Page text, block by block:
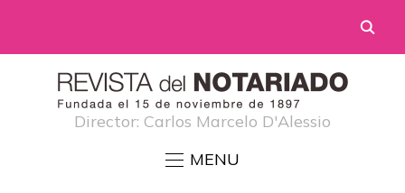
Director: Carlos Marcelo D'Alessio
MENU